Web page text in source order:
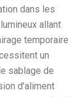
dans les
allant
temporaire
un
sablage de
d’aliment